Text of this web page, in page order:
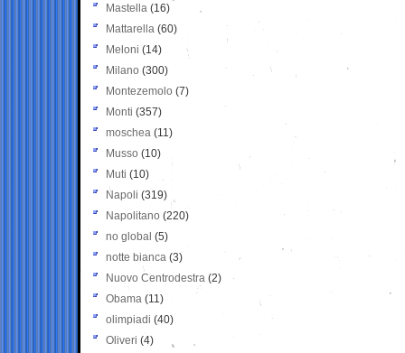
Mastella (16)
Mattarella (60)
Meloni (14)
Milano (300)
Montezemolo (7)
Monti (357)
moschea (11)
Musso (10)
Muti (10)
Napoli (319)
Napolitano (220)
no global (5)
notte bianca (3)
Nuovo Centrodestra (2)
Obama (11)
olimpiadi (40)
Oliveri (4)